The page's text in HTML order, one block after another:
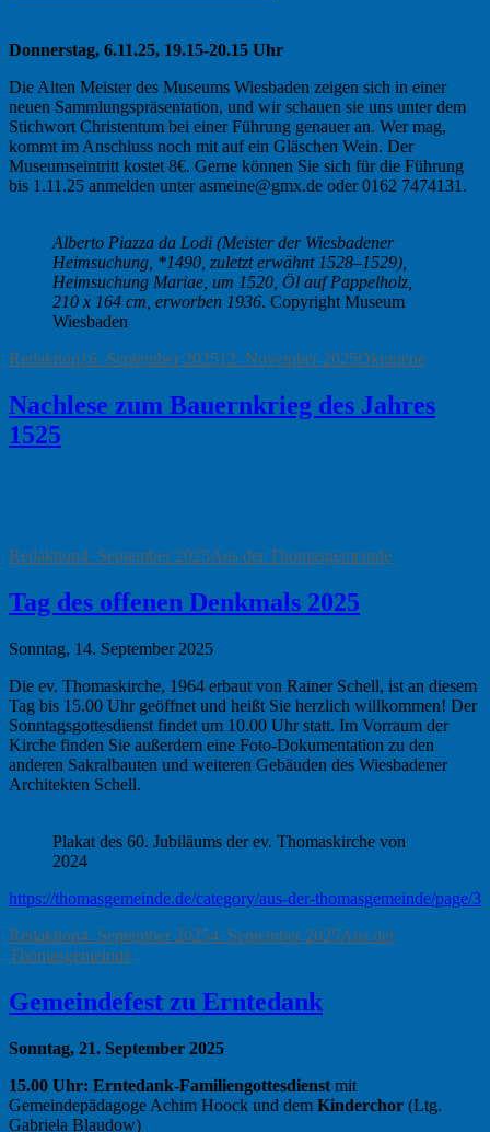
Donnerstag, 6.11.25, 19.15-20.15 Uhr
Die Alten Meister des Museums Wiesbaden zeigen sich in einer
neuen Sammlungspräsentation, und wir schauen sie uns unter dem
Stichwort Christentum bei einer Führung genauer an. Wer mag,
kommt im Anschluss noch mit auf ein Gläschen Wein. Der
Museumseintritt kostet 8€. Gerne können Sie sich für die Führung
bis 1.11.25 anmelden unter asmeine@gmx.de oder 0162 7474131.
Alberto Piazza da Lodi (Meister der Wiesbadener
Heimsuchung, *1490, zuletzt erwähnt 1528–1529),
Heimsuchung Mariae, um 1520, Öl auf Pappelholz,
210 x 164 cm, erworben 1936. Copyright Museum
Wiesbaden
Autor
RedaktionVeröffentlicht
16. September 202512. November 2025Kategorien
Ökumene
Nachlese zum Bauernkrieg des Jahres
1525
Autor
RedaktionVeröffentlicht
4. September 2025Kategorien
Aus der Thomasgemeinde
Tag des offenen Denkmals 2025
Sonntag, 14. September 2025
Die ev. Thomaskirche, 1964 erbaut von Rainer Schell, ist an diesem
Tag bis 15.00 Uhr geöffnet und heißt Sie herzlich willkommen! Der
Sonntagsgottesdienst findet um 10.00 Uhr statt. Im Vorraum der
Kirche finden Sie außerdem eine Foto-Dokumentation zu den
anderen Sakralbauten und weiteren Gebäuden des Wiesbadener
Architekten Schell.
Plakat des 60. Jubiläums der ev. Thomaskirche von
2024
https://thomasgemeinde.de/category/aus-der-thomasgemeinde/page/3
Autor
RedaktionVeröffentlicht
am
4. September 20254. September 2025Kategorien
Aus der
Thomasgemeinde
Gemeindefest zu Erntedank
Sonntag, 21. September 2025
15.00 Uhr: Erntedank-Familiengottesdienst mit
Gemeindepädagoge Achim Hoock und dem Kinderchor (Ltg.
Gabriela Blaudow)